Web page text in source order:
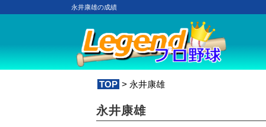
永井康雄の成績
TOP > 永井康雄
永井康雄